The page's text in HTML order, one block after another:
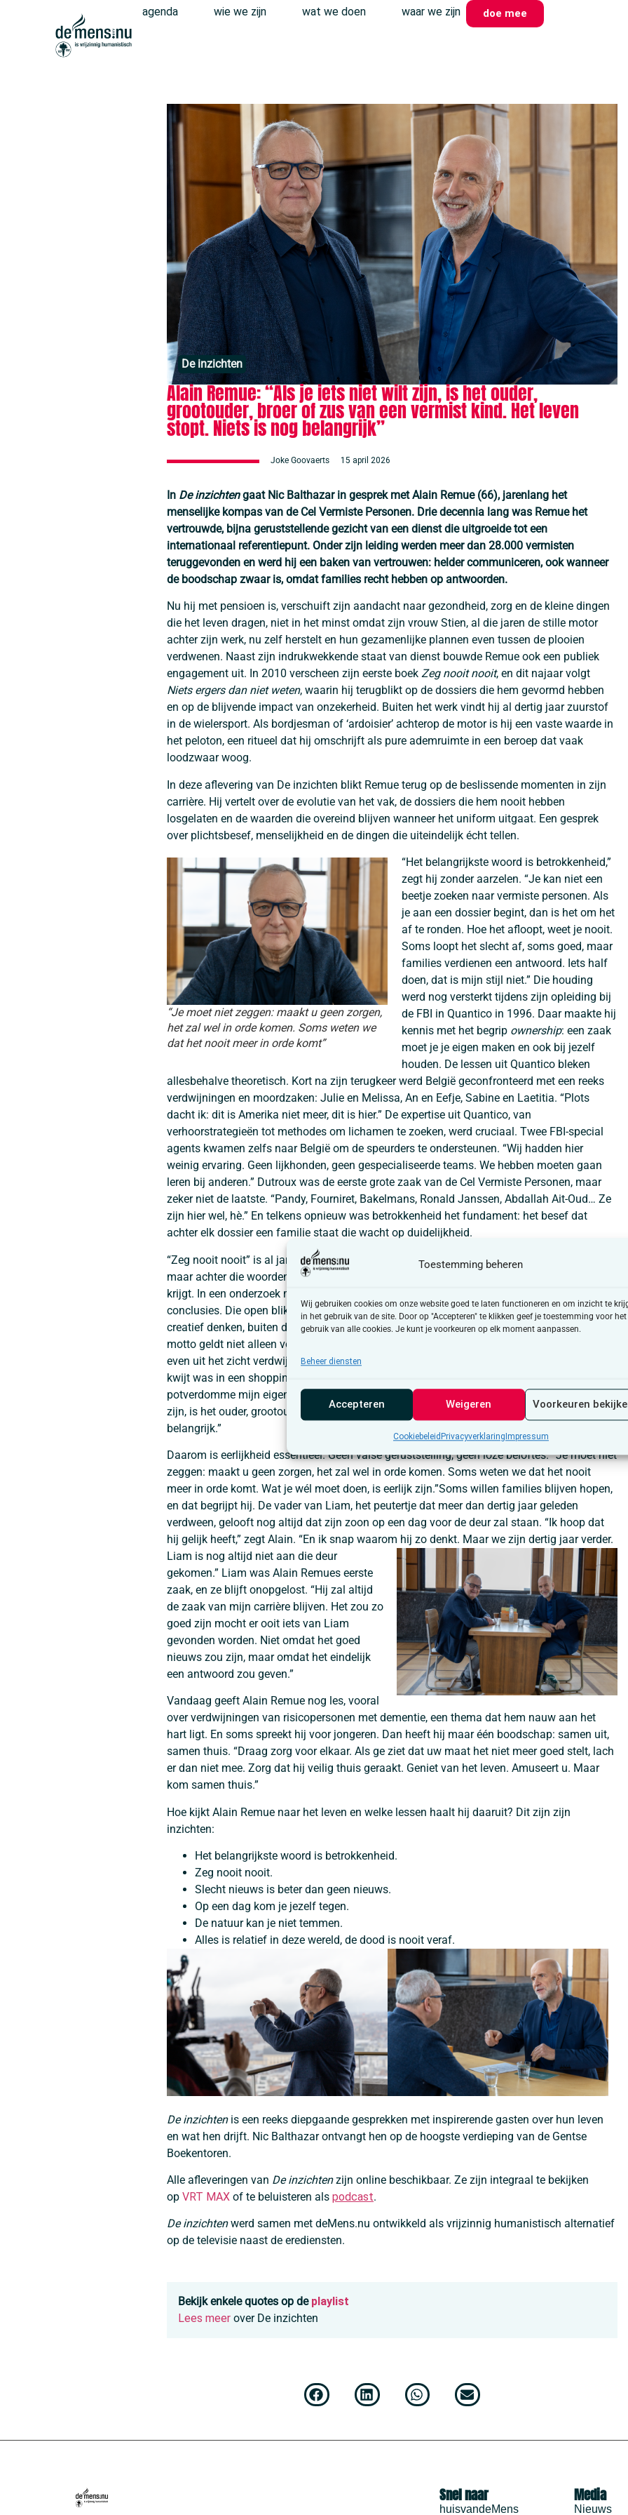
Toestemming beheren
Wij gebruiken cookies om onze website goed te laten functioneren en om inzicht te
in het gebruik van de site. Door op "Accepteren" te klikken geef je toestemming voor het
gebruik van alle cookies. Je kunt je voorkeuren op elk moment aanpassen.
Beheer diensten
Accepteren Weigeren Voorkeuren
Cookiebeleid Privacyverklaring Impressum
agenda wie we zijn wat we doen waar we zijn doe mee
De inzichten
Alain Remue: “Als je iets niet wilt zijn, is het ouder,
grootouder, broer of zus van een vermist kind. Het leven
stopt. Niets is nog belangrijk”
Joke Goovaerts 15 april 2026
In De inzichtengaat Nic Balthazar in gesprek met Alain Remue (66), jarenlang het
menselijke kompas van de Cel Vermiste Personen. Drie decennia lang was Remue het
vertrouwde, bijna geruststellende gezicht van een dienst die uitgroeide tot een
internationaal referentiepunt. Onder zijn leiding werden meer dan 28.000 vermisten
teruggevonden en werd hij een baken van vertrouwen: helder communiceren, ook wanneer
de boodschap zwaar is, omdat families recht hebben op antwoorden.
Nu hij met pensioen is, verschuift zijn aandacht naar gezondheid, zorg en de kleine dingen
die het leven dragen, niet in het minst omdat zijn vrouw Stien, al die jaren de stille motor
achter zijn werk, nu zelf herstelt en hun gezamenlijke plannen even tussen de plooien
verdwenen. Naast zijn indrukwekkende staat van dienst bouwde Remue ook een publiek
engagement uit. In 2010 verscheen zijn eerste boek Zeg nooit nooit, en dit najaar volgt
Niets ergers dan niet weten, waarin hij terugblikt op de dossiers die hem gevormd hebben
en op de blijvende impact van onzekerheid. Buiten het werk vindt hij al dertig jaar zuurstof
in de wielersport. Als bordjesman of ‘ardoisier’ achterop de motor is hij een vaste waarde in
het peloton, een ritueel dat hij omschrijft als pure ademruimte in een beroep dat vaak
loodzwaar woog.
In deze aflevering van De inzichten blikt Remue terug op de beslissende momenten in zijn
carrière. Hij vertelt over de evolutie van het vak, de dossiers die hem nooit hebben
losgelaten en de waarden die overeind blijven wanneer het uniform uitgaat. Een gesprek
over plichtsbesef, menselijkheid en de dingen die uiteindelijk écht tellen.
“Je moet niet zeggen: maakt u geen zorgen,
het zal wel in orde komen. Soms weten we
dat het nooit meer in orde komt”
“Het belangrijkste woord is betrokkenheid,”
zegt hij zonder aarzelen. “Je kan niet een
beetje zoeken naar vermiste personen. Als
je aan een dossier begint, dan is het om het
af te ronden. Hoe het afloopt, weet je nooit.
Soms loopt het slecht af, soms goed, maar
families verdienen een antwoord. Iets half
doen, dat is mijn stijl niet.” Die houding
werd nog versterkt tijdens zijn opleiding bij
de FBI in Quantico in 1996. Daar maakte hij
kennis met het begrip ownership: een zaak
moet je je eigen maken en ook bij jezelf
houden. De lessen uit Quantico bleken
allesbehalve theoretisch. Kort na zijn terugkeer werd België geconfronteerd met een reeks
verdwijningen en moordzaken: Julie en Melissa, An en Eefje, Sabine en Laetitia. “Plots
dacht ik: dit is Amerika niet meer, dit is hier.” De expertise uit Quantico, van
verhoorstrategieën tot methodes om lichamen te zoeken, werd cruciaal. Twee FBI-special
agents kwamen zelfs naar België om de speurders te ondersteunen. “Wij hadden hier
weinig ervaring. Geen lijkhonden, geen gespecialiseerde teams. We hebben moeten gaan
leren bij anderen.” Dutroux was de eerste grote zaak van de Cel Vermiste Personen, maar
zeker niet de laatste. “Pandy, Fourniret, Bakelmans, Ronald Janssen, Abdallah Ait-Oud… Ze
zijn hier wel, hè.” En telkens opnieuw was betrokkenheid het fundament: het besef dat
achter elk dossier een familie staat die wacht op duidelijkheid.
“Zeg nooit nooit” is al jaren het motto van Alain Remue en zijn team. Het klinkt eenvoudig,
maar achter die woorden schuilt een harde realiteit: je weet nooit wie of wat je op je pad
krijgt. In een onderzoek mag je dus niets uitsluiten. Geen tunnelvisie, geen snelle
conclusies. Die open blik is ook een selectiecriterium binnen de Cel Vermiste Personen:
creatief denken, buiten de lijntjes durven gaan, niets vanzelfsprekend vinden. Maar het
motto geldt niet alleen voor extreme dossiers. Elke ouder kent de paniek wanneer een kind
even uit het zicht verdwijnt. Alain herinnert zich hoe hij zijn eigen zoon Robin vier minuten
kwijt was in een shoppingcenter. “Het hoofd van de Cel Vermiste Personen, en ik was
potverdomme mijn eigen kind kwijt.” Die ervaring heeft hem gevormd. “Als je iets niet wilt
zijn, is het ouder, grootouder, broer of zus van een vermist kind. Het leven stopt. Niets is nog
belangrijk.”
Daarom is eerlijkheid essentieel. Geen valse geruststelling, geen loze beloftes. “Je moet niet
zeggen: maakt u geen zorgen, het zal wel in orde komen. Soms weten we dat het nooit
meer in orde komt. Wat je wél moet doen, is eerlijk zijn.”Soms willen families blijven hopen,
en dat begrijpt hij. De vader van Liam, het peutertje dat meer dan dertig jaar geleden
verdween, gelooft nog altijd dat zijn zoon op een dag voor de deur zal staan. “Ik hoop dat
hij gelijk heeft,” zegt Alain. “En ik snap waarom hij zo denkt. Maar we zijn dertig jaar verder.
Liam is nog altijd niet aan die deur
gekomen.” Liam was Alain Remues eerste
zaak, en ze blijft onopgelost. “Hij zal altijd
de zaak van mijn carrière blijven. Het zou zo
goed zijn mocht er ooit iets van Liam
gevonden worden. Niet omdat het goed
nieuws zou zijn, maar omdat het eindelijk
een antwoord zou geven.”
Vandaag geeft Alain Remue nog les, vooral
over verdwijningen van risicopersonen met dementie, een thema dat hem nauw aan het
hart ligt. En soms spreekt hij voor jongeren. Dan heeft hij maar één boodschap: samen uit,
samen thuis. “Draag zorg voor elkaar. Als ge ziet dat uw maat het niet meer goed stelt, lach
er dan niet mee. Zorg dat hij veilig thuis geraakt. Geniet van het leven. Amuseert u. Maar
kom samen thuis.”
Hoe kijkt Alain Remue naar het leven en welke lessen haalt hij daaruit? Dit zijn zijn
inzichten:
Het belangrijkste woord is betrokkenheid.
Zeg nooit nooit.
Slecht nieuws is beter dan geen nieuws.
Op een dag kom je jezelf tegen.
De natuur kan je niet temmen.
Alles is relatief in deze wereld, de dood is nooit veraf.
De inzichtenis een reeks diepgaande gesprekken met inspirerende gasten over hun leven
en wat hen drijft. Nic Balthazar ontvangt hen op de hoogste verdieping van de Gentse
Boekentoren.
Alle afleveringen van De inzichtenzijn online beschikbaar. Ze zijn integraal te bekijken
op VRT MAX of te beluisteren als podcast.
De inzichten werd samen met deMens.nu ontwikkeld als vrijzinnig humanistisch alternatief
op de televisie naast de erediensten.
Bekijk enkele quotes op de playlist
Lees meer over De inzichten
Snel naar
huisvandeMens
Media
Nieuws